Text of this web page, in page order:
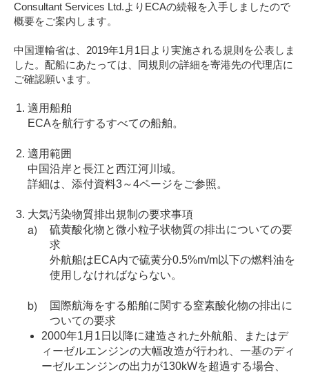
Consultant Services Ltd.よりECAの続報を入手しましたので
概要をご案内します。
中国運輸省は、2019年1月1日より実施される規則を公表しま
した。配船にあたっては、同規則の詳細を寄港先の代理店に
ご確認願います。
適用船舶
ECAを航行するすべての船舶。
適用範囲
中国沿岸と長江と西江河川域。
詳細は、添付資料3～4ページをご参照。
大気汚染物質排出規制の要求事項
硫黄酸化物と微小粒子状物質の排出についての要
求
外航船はECA内で硫黄分0.5%m/m以下の燃料油を
使用しなければならない。
国際航海をする船舶に関する窒素酸化物の排出に
ついての要求
2000年1月1日以降に建造された外航船、またはデ
ィーゼルエンジンの大幅改造が行われ、一基のディ
ーゼルエンジンの出力が130kWを超過する場合、